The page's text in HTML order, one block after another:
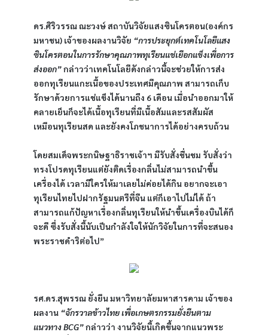
ดร.ศิริวรรณ ณะวงษ์ สถาบันวิจัยแสงซินโครตอน(องค์กร
มหาชน) เจ้าของผลงานวิจัย “การประยุกต์เทคโนโลยีแสง
ซินโครตอนในการรักษาคุณภาพทุเรียนแช่เยือกแข็งเพื่อการ
ส่งออก” กล่าวว่าเทคโนโลยีดังกล่าวนี้จะช่วยให้การส่ง
ออกทุเรียนแกะเนื้อของประเทศมีคุณภาพ สามารถเก็บ
รักษาด้วยการแช่แข็งได้นานถึง 6 เดือน เมื่อนำออกมาให้
คลายเย็นก็จะได้เนื้อทุเรียนที่มีเนื้อสัมและรสสัมผัส
เหมือนทุเรียนสด และยังคงโภชนาการได้อย่างครบถ้วน
โดยสมเด็จพระกนิษฐาธิราชเจ้าฯ มีรับสั่งชื่นชม รับสั่งว่า
ทรงโปรดทุเรียนแต่ยังติดเรื่องกลิ่นไม่สามารถนำขึ้น
เครื่องได้ เวลามีใครให้มาเลยไม่ค่อยได้กิน อยากจะเอา
ทุเรียนไทยไปฝากรัฐมนตรีที่จีน แต่ก็เอาไปไม่ได้ ถ้า
สามารถแก้ปัญหาเรื่องกลิ่นทุเรียนให้นำขึ้นเครื่องบินได้ก็
จะดี ซึ่งรับสั่งนี้นับเป็นกำลังใจให้นักวิจัยในการที่จะสนอง
พระราชดำริต่อไป”
รศ.ดร.สุพรรณ ยั่งยืน มหาวิทยาลัยมหาสารคาม เจ้าของ
ผลงาน “จักรวาลข้าวไทย เพื่อเกษตรกรรมยั่งยืนตาม
แนวทาง BCG” กล่าวว่า งานวิจัยนี้เกิดขึ้นจากแนวพระ